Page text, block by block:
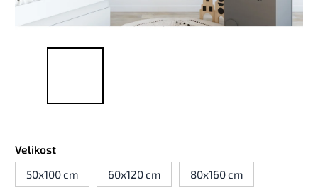
Velikost
50x100 cm
60x120 cm 80x160 cm